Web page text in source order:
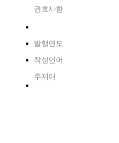
권호사항
발행연도
작성언어
주제어